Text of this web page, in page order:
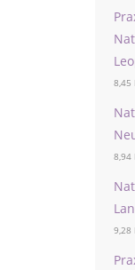
8,45
8,94
9,28